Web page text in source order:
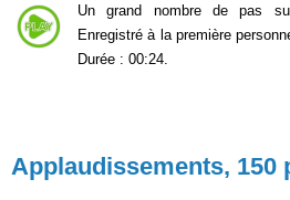
Un grand nombre de pas
Enregistré à la première
Durée : 00:24.
Applaudissements, 150